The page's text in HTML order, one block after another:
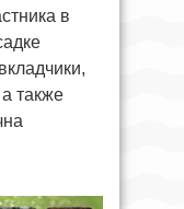
в
также